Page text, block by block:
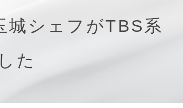
城シェフがTBS系
た